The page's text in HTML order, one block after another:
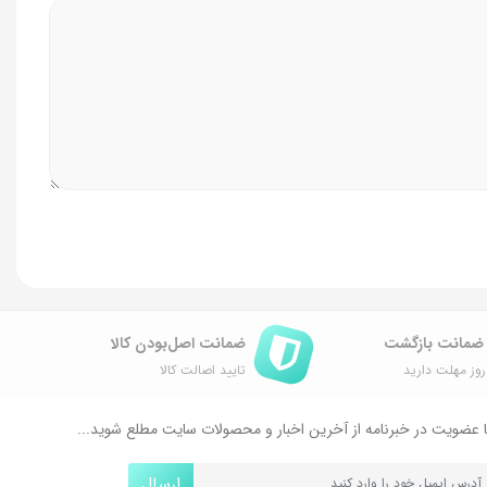
مهلت دارید
ضمانت اصل‌بودن کالا
تایید اصالت کالا
عضویت در خبرنامه از آخرین اخبار و محصولات سایت مطلع شوید...